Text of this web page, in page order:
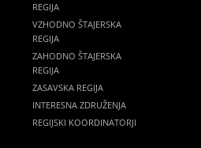
REGIJA
VZHODNO ŠTAJERSKA
REGIJA
ZAHODNO ŠTAJERSKA
REGIJA
ZASAVSKA REGIJA
INTERESNA ZDRUŽENJA
REGIJSKI KOORDINATORJI